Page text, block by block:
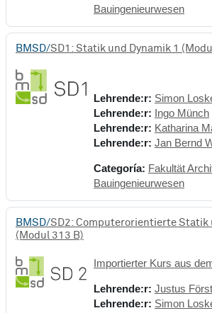
Bauingenieurwesen
BMSD/SD1: Statik und Dynamik 1
Lehrende:r: Simon
Lehrende:r:
Ingo Münch
Lehrende:r: Katharina
Lehrende:r: Jan Bernd
Categoría: Fakultät
Bauingenieurwesen
BMSD/SD2: Computerorientierte Statik
(Modul 313 B)
Importierter Kurs aus
Lehrende:r: Justus
Lehrende:r: Simon